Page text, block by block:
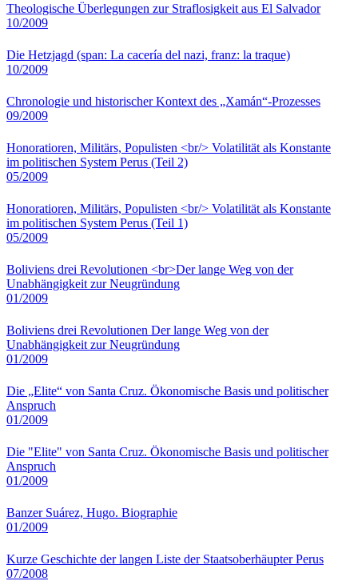
Theologische Überlegungen zur Straflosigkeit aus El Salvador
10/2009
Die Hetzjagd (span: La cacería del nazi, franz: la traque)
10/2009
Chronologie und historischer Kontext des „Xamán“-Prozesses
09/2009
Honoratioren, Militärs, Populisten <br/> Volatilität als Konstante
im politischen System Perus (Teil 2)
05/2009
Honoratioren, Militärs, Populisten <br/> Volatilität als Konstante
im politischen System Perus (Teil 1)
05/2009
Boliviens drei Revolutionen <br>Der lange Weg von der
Unabhängigkeit zur Neugründung
01/2009
Boliviens drei Revolutionen Der lange Weg von der
Unabhängigkeit zur Neugründung
01/2009
Die „Elite“ von Santa Cruz. Ökonomische Basis und politischer
Anspruch
01/2009
Die "Elite" von Santa Cruz. Ökonomische Basis und politischer
Anspruch
01/2009
Banzer Suárez, Hugo. Biographie
01/2009
Kurze Geschichte der langen Liste der Staatsoberhäupter Perus
07/2008